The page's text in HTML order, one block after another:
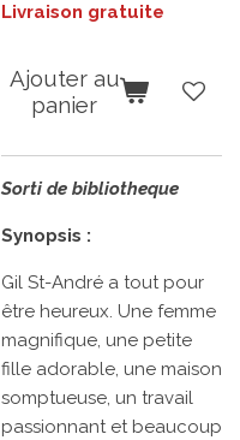
Livraison gratuite
Ajouter au
panier
Sorti de bibliotheque
Synopsis :
Gil St-André a tout pour
être heureux. Une femme
magnifique, une petite
fille adorable, une maison
somptueuse, un travail
passionnant et beaucoup